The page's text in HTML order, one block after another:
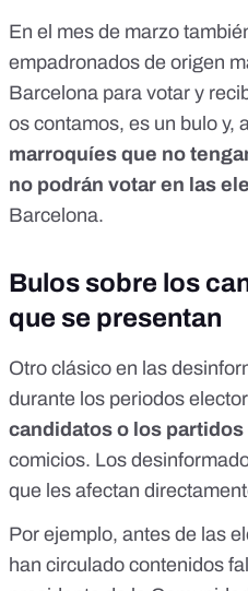
En el mes de marzo
empadronados de origen
Barcelona para votar y
os contamos, es un bulo y,
marroquíes que no
no podrán votar en las
Barcelona.
Bulos sobre los
que se presentan
Otro clásico en las
durante los periodos
candidatos o los
comicios. Los
que les afectan
Por ejemplo, antes de las
han circulado contenidos